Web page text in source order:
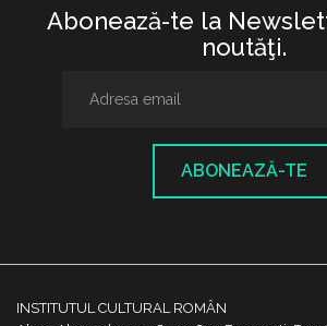
Abonează-te la
noutăţi.
ABONEAZĂ-TE
INSTITUTUL CULTURAL ROMÂN